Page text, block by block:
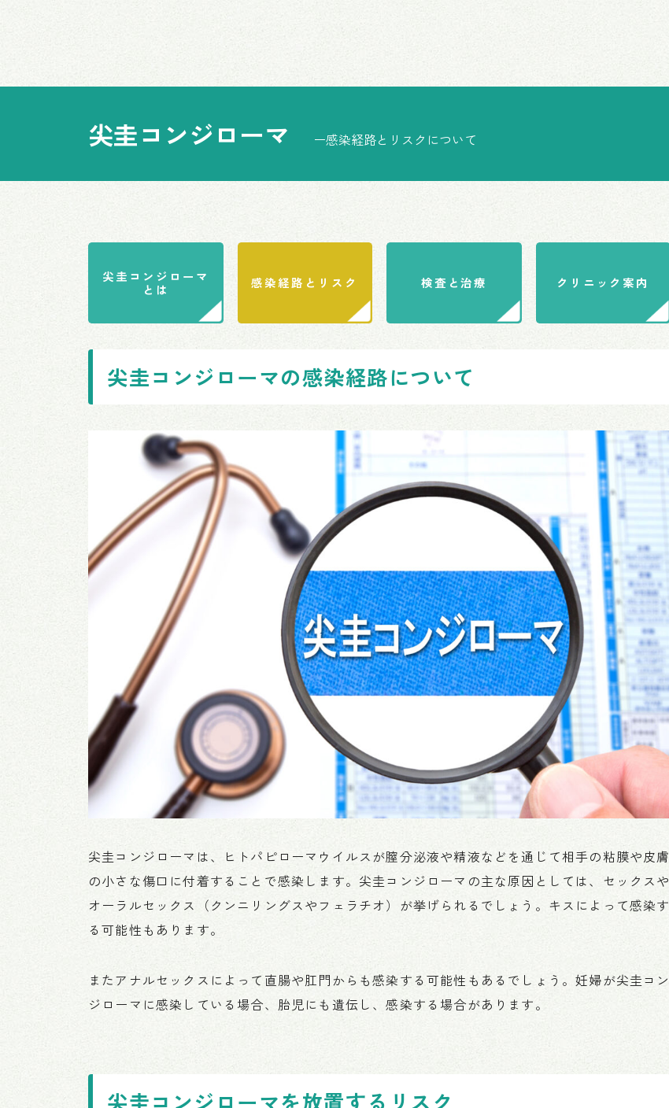
尖圭コンジローマ ー感染経路とリスクについて
尖圭コンジローマ
とは
感染経路とリスク 検査と治療 クリニック案内
尖圭コンジローマの感染経路について
尖圭コンジローマは、ヒトパピローマウイルスが膣分泌液や精液などを通じて相手の粘膜や皮膚
の小さな傷口に付着することで感染します。尖圭コンジローマの主な原因としては、セックスや
オーラルセックス（クンニリングスやフェラチオ）が挙げられるでしょう。キスによって感染す
る可能性もあります。
またアナルセックスによって直腸や肛門からも感染する可能性もあるでしょう。妊婦が尖圭コン
ジローマに感染している場合、胎児にも遺伝し、感染する場合があります。
尖圭コンジローマを放置するリスク